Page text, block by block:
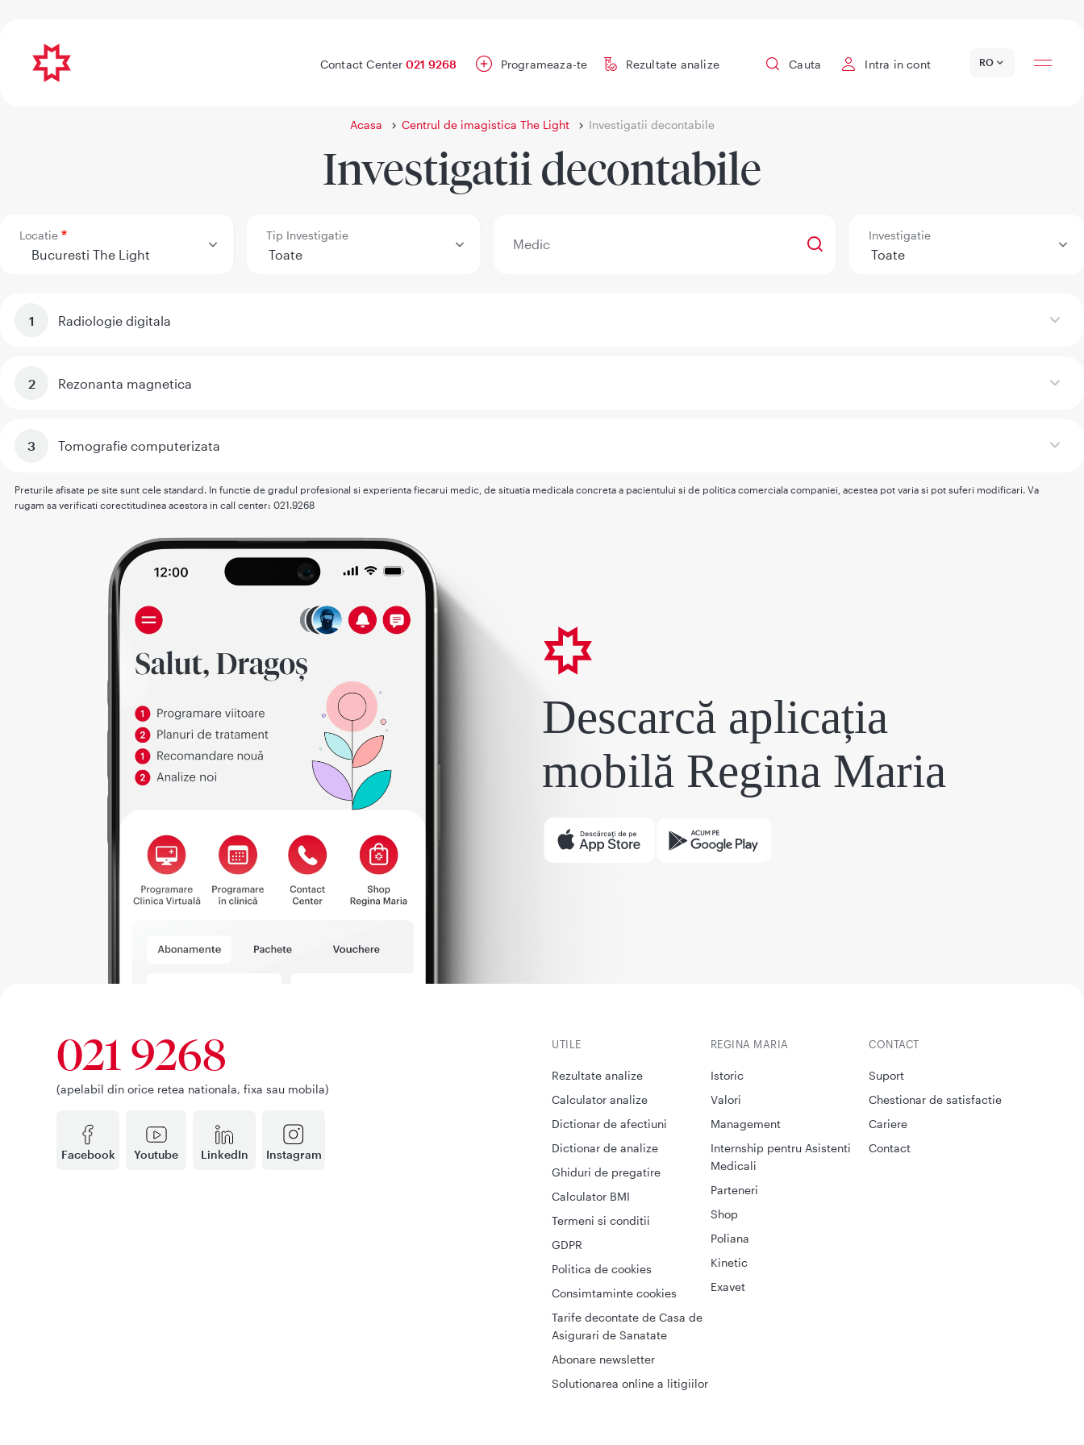
Contact Center 021 9268 Programeaza-te Rezultate analize Cauta Intra in cont RO Locatii
Acasa Centrul de imagistica The Light Investigatii decontabile
Investigatii decontabile
Locatie Tip Investigatie
Medic
Investigatie
Radiologie digitala
Rezonanta magnetica
Tomografie computerizata
Preturile afisate pe site sunt cele standard. In functie de gradul profesional si experienta fiecarui medic, de situatia medicala concreta a pacientului si de politica comerciala companiei, acestea pot varia si pot suferi modificari. Va
rugam sa verificati corectitudinea acestora in call center: 021.9268
Descarcă aplicația
mobilă Regina Maria
Facebook Youtube LinkedIn Instagram
021 9268
(apelabil din orice retea nationala, fixa sau mobila)
UTILE
Rezultate analize
Calculator analize
Dictionar de afectiuni
Dictionar de analize
Ghiduri de pregatire
Calculator BMI
Termeni si conditii
GDPR
Politica de cookies
Consimtaminte cookies
Tarife decontate de Casa de
Asigurari de Sanatate
Abonare newsletter
Solutionarea online a litigiilor
CONTACT
Suport
Chestionar de satisfactie
Cariere
Contact
REGINA MARIA
Istoric
Valori
Management
Internship pentru Asistenti
Medicali
Parteneri
Shop
Poliana
Kinetic
Exavet